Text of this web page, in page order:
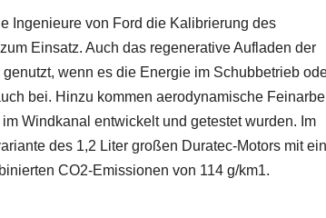
Ingenieure von Ford die Kalibrierung des
Einsatz. Auch das regenerative Aufladen der
wenn es die Energie im Schubbetrieb
bei. Hinzu kommen aerodynamische
Windkanal entwickelt und getestet wurden. Im
des 1,2 Liter großen Duratec-Motors mit
CO2-Emissionen von 114 g/km1.